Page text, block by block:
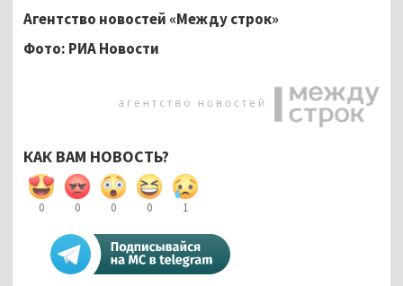
Агентство новостей «Между строк»
Фото: РИА Новости
КАК ВАМ НОВОСТЬ?
0 0 0 0 1